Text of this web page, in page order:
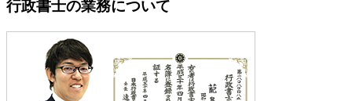
行政書士の業務について